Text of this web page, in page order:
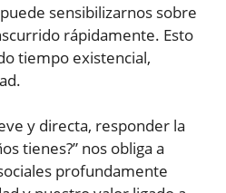
sensibilizarnos sobre
rápidamente. Esto
tiempo existencial,
y directa, responder la
tienes?” nos obliga a
profundamente